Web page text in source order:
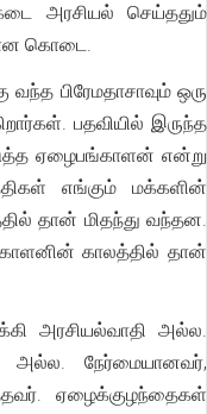
அரசியல் செய்ததும்
கொடை.
பிரேமதாசாவும் ஒரு
பதவியில் இருந்த
ஏழைபங்காளன் என்று
எங்கும் மக்களின்
தான் மிதந்து வந்தன.
காலத்தில் தான்
அரசியல்வாதி அல்ல.
அல்ல. நேர்மையானவர்,
ஏழைக்குழந்தைகள்